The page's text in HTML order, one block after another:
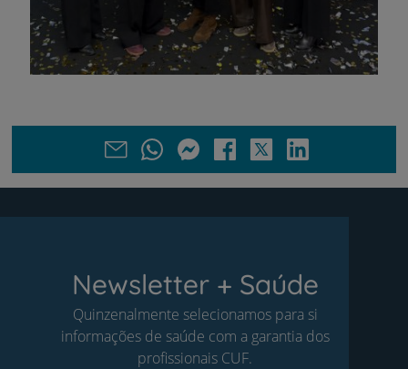
Newsletter + Saúde
Quinzenalmente selecionamos para si
informações de saúde com a garantia dos
profissionais CUF.